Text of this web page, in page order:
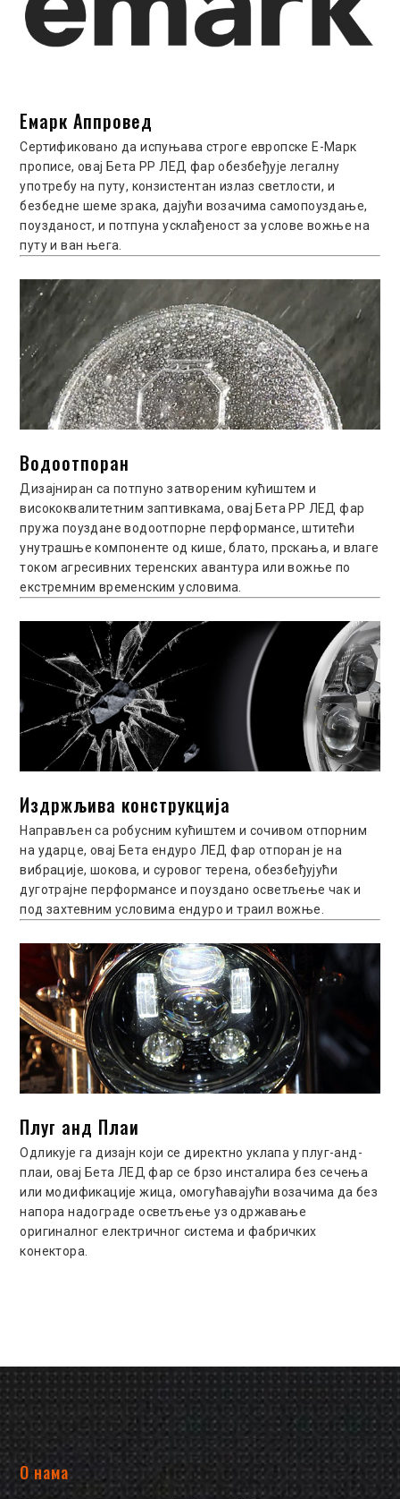
Емарк Аппровед
Сертификовано да испуњава строге европске Е-Марк
прописе, овај Бета РР ЛЕД фар обезбеђује легалну
употребу на путу, конзистентан излаз светлости, и
безбедне шеме зрака, дајући возачима самопоуздање,
поузданост, и потпуна усклађеност за услове вожње на
путу и ​​ван њега.
Водоотпоран
Дизајниран са потпуно затвореним кућиштем и
висококвалитетним заптивкама, овај Бета РР ЛЕД фар
пружа поуздане водоотпорне перформансе, штитећи
унутрашње компоненте од кише, блато, прскања, и влаге
током агресивних теренских авантура или вожње по
екстремним временским условима.
Издржљива конструкција
Направљен са робусним кућиштем и сочивом отпорним
на ударце, овај Бета ендуро ЛЕД фар отпоран је на
вибрације, шокова, и суровог терена, обезбеђујући
дуготрајне перформансе и поуздано осветљење чак и
под захтевним условима ендуро и траил вожње.
Плуг анд Плаи
Одликује га дизајн који се директно уклапа у плуг-анд-
плаи, овај Бета ЛЕД фар се брзо инсталира без сечења
или модификације жица, омогућавајући возачима да без
напора надограде осветљење уз одржавање
оригиналног електричног система и фабричких
конектора.
О нама